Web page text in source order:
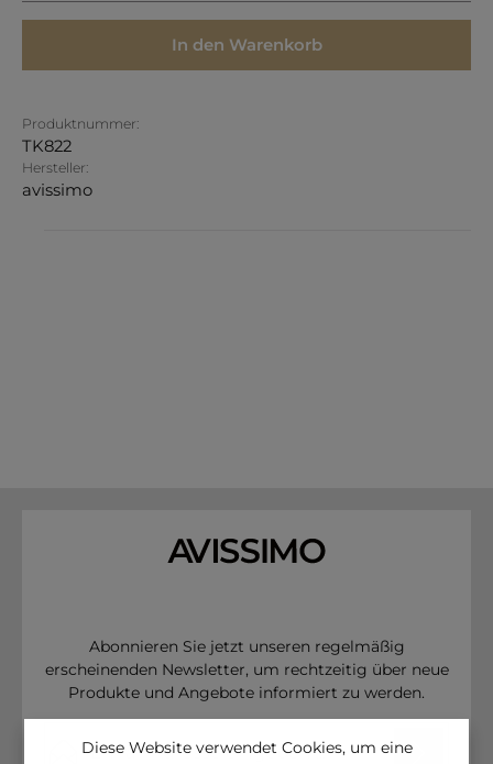
In den Warenkorb
Produktnummer:
TK822
Hersteller:
avissimo
Abonnieren Sie jetzt unseren regelmäßig
erscheinenden Newsletter, um rechtzeitig über neue
Produkte und Angebote informiert zu werden.
Diese Website verwendet Cookies, um eine